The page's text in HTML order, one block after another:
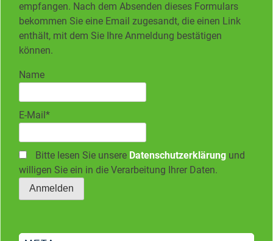
empfangen. Nach dem Absenden dieses Formulars
bekommen Sie eine Email zugesandt, die einen Link
enthält, mit dem Sie Ihre Anmeldung bestätigen
können.
Name
E-Mail*
Bitte lesen Sie unsere Datenschutzerklärung und
willigen Sie ein in die Verarbeitung Ihrer Daten.